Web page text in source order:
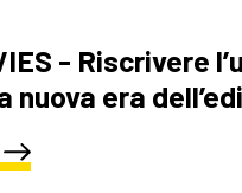
- Riscrivere
nuova era